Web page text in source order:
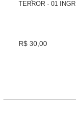
TERROR - 01
R$ 30,00